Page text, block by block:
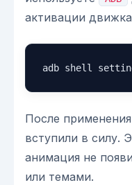
активации
adb shell
После
вступили в силу.
анимация не
или темами.